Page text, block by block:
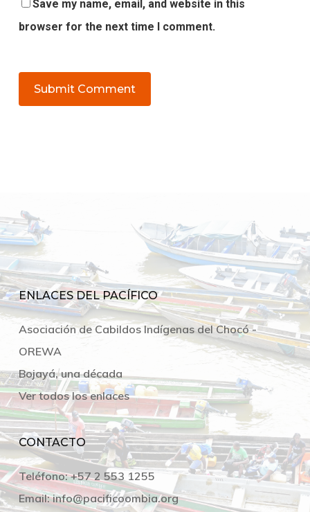
Save my name, email, and website in this
browser for the next time I comment.
ENLACES DEL PACÍFICO
Asociación de Cabildos Indígenas del Chocó -
OREWA
Bojayá, una década
Ver todos los enlaces
CONTACTO
Teléfono:+57 2 553 1255
Email: info@pacificoombia.org